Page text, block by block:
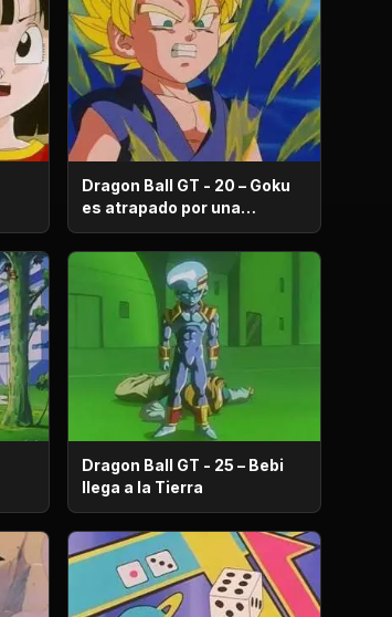
Dragon Ball GT - 20 – Goku
es atrapado por una
tsunami hecha de metal
Dragon Ball GT - 25 – Bebi
llega a la Tierra